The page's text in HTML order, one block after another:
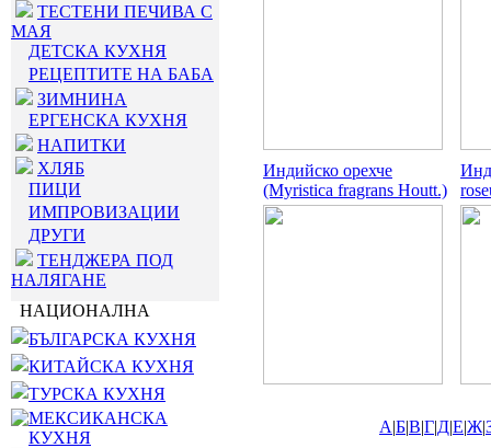
ТЕСТЕНИ ПЕЧИВА С
МАЯ
ДЕТСКА КУХНЯ
РЕЦЕПТИТЕ НА БАБА
ЗИМНИНА
ЕРГЕНСКА КУХНЯ
НАПИТКИ
ХЛЯБ
ПИЦИ
ИМПРОВИЗАЦИИ
ДРУГИ
ТЕНДЖЕРА ПОД
НАЛЯГАНЕ
НАЦИОНАЛНА
БЪЛГАРСКА КУХНЯ
КИТАЙСКА КУХНЯ
ТУРСКА КУХНЯ
МЕКСИКАНСКА
КУХНЯ
Индийско орехче
(Myristica fragrans Houtt.)
А|Б|В|Г|Д|Е|Ж|